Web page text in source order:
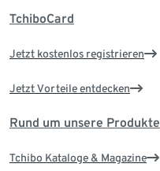
TchiboCard
Jetzt kostenlos registrieren
Jetzt Vorteile entdecken
Rund um unsere Produkte
Tchibo Kataloge & Magazine